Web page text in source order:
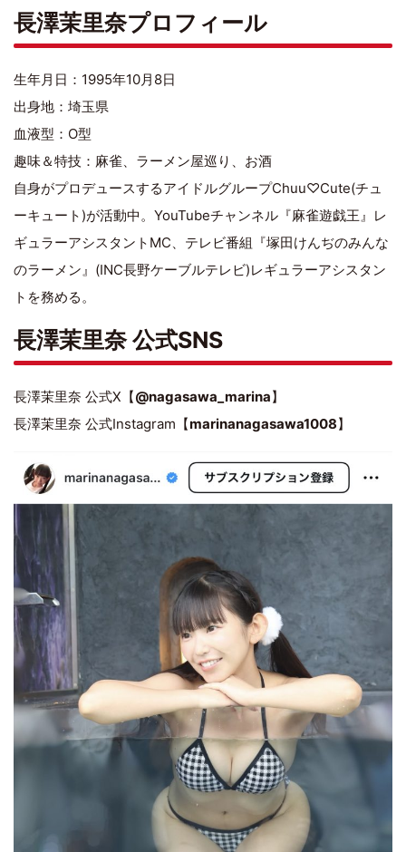
長澤茉里奈プロフィール
生年月日：1995年10月8日
出身地：埼玉県
血液型：O型
趣味＆特技：麻雀、ラーメン屋巡り、お酒
自身がプロデュースするアイドルグループChuu♡Cute(チュ
ーキュート)が活動中。YouTubeチャンネル『麻雀遊戯王』レ
ギュラーアシスタントMC、テレビ番組『塚田けんぢのみんな
のラーメン』(INC長野ケーブルテレビ)レギュラーアシスタン
トを務める。
長澤茉里奈 公式SNS
長澤茉里奈 公式X【@nagasawa_marina】
長澤茉里奈 公式Instagram【marinanagasawa1008】